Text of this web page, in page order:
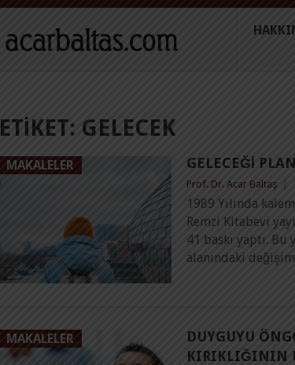
ETIKET: GELECEK
MAKALELER GELECEĞI
Prof. Dr. Acar Baltaş
1989 Yılında
Remzi Kitabevi
41 baskı yaptı.
alanındaki
MAKALELER
DUYGUYU
KIRIKLIĞININ